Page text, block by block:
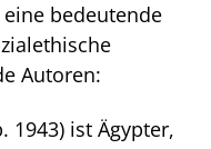
bedeutende
Autoren:
1943) ist Ägypter,